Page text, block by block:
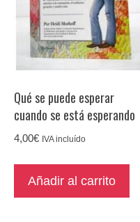
Qué se puede esperar
cuando se está esperando
4,00€ IVA incluído
Añadir al carrito